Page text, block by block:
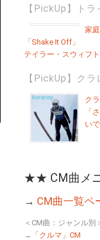
【PickUp】トラ
家
「Shake It Off」
テイラー・スウィフト
【PickUp】クラ
ク
「
い
★★ CM曲メ
→ CM曲一覧ペ
＜CM曲：ジャンル別
→
「クルマ」CM